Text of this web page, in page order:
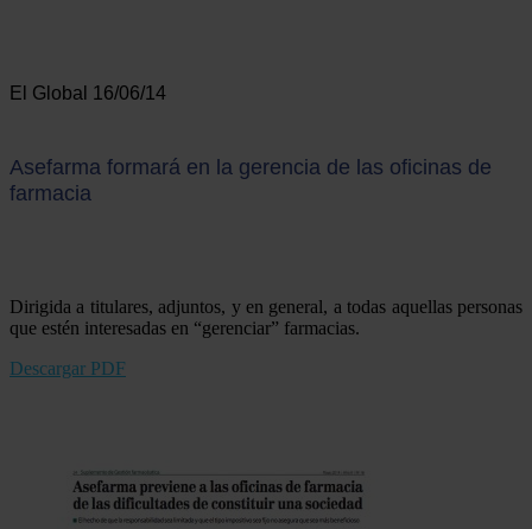
El Global 16/06/14
Asefarma formará en la gerencia de las oficinas de
farmacia
Dirigida a titulares, adjuntos, y en general, a todas aquellas personas
que estén interesadas en “gerenciar” farmacias.
Descargar PDF